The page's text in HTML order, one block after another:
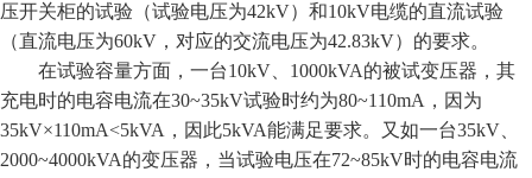
压开关柜的试验（试验电压为42kV）和10kV电缆的直流试验
（直流电压为60kV，对应的交流电压为42.83kV）的要求。
在试验容量方面，一台10kV、1000kVA的被试变压器，其
充电时的电容电流在30~35kV试验时约为80~110mA，因为
35kV×110mA<5kVA，因此5kVA能满足要求。又如一台35kV、
2000~4000kVA的变压器，当试验电压在72~85kV时的电容电流